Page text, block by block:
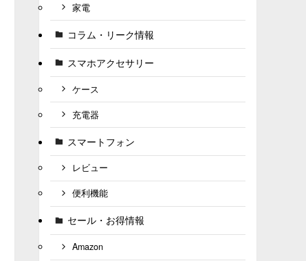
家電
コラム・リーク情報
スマホアクセサリー
ケース
充電器
スマートフォン
レビュー
便利機能
セール・お得情報
Amazon